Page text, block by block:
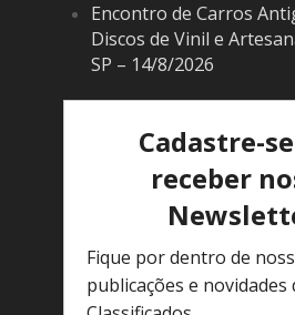
Encontro de Carros
Discos de Vinil e
SP – 14/8/2026